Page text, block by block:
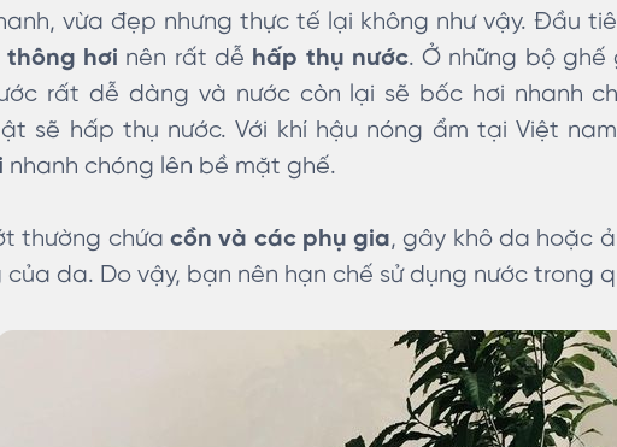
vừa đẹp nhưng thực tế lại không như vậy. Đầu
thông hơi nên rất dễ hấp thụ nước. Ở những bộ
rất dễ dàng và nước còn lại sẽ bốc hơi nhanh
sẽ hấp thụ nước. Với khí hậu nóng ẩm tại Việt
nhanh chóng lên bề mặt ghế.
thường chứa cồn và các phụ gia, gây khô da hoặc
của da. Do vậy, bạn nên hạn chế sử dụng nước trong